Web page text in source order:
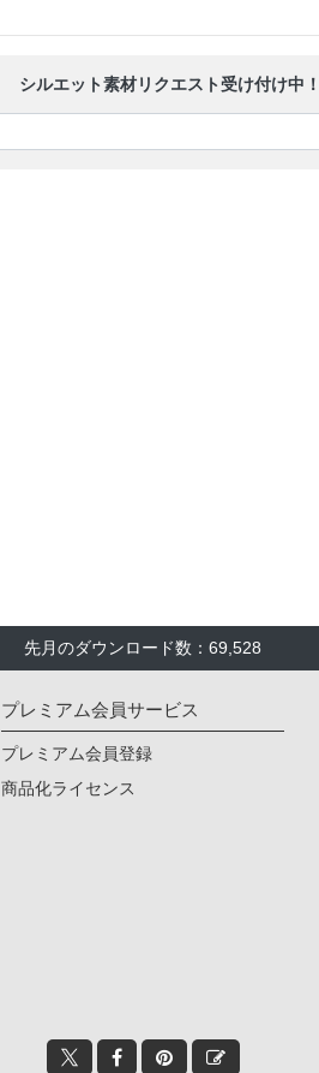
シルエット素材リクエスト受け付け中！
先月のダウンロード数：69,528
プレミアム会員サービス
プレミアム会員登録
商品化ライセンス